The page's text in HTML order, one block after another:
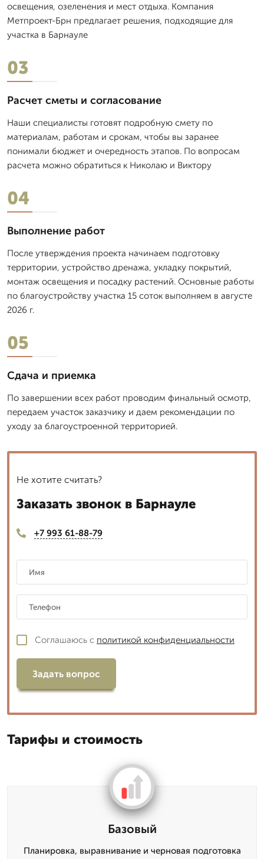
освещения, озеленения и мест отдыха. Компания
Метпроект-Брн предлагает решения, подходящие для
участка в Барнауле
03
Расчет сметы и согласование
Наши специалисты готовят подробную смету по
материалам, работам и срокам, чтобы вы заранее
понимали бюджет и очередность этапов. По вопросам
расчета можно обратиться к Николаю и Виктору
04
Выполнение работ
После утверждения проекта начинаем подготовку
территории, устройство дренажа, укладку покрытий,
монтаж освещения и посадку растений. Основные работы
по благоустройству участка 15 соток выполняем в августе
2026 г.
05
Сдача и приемка
По завершении всех работ проводим финальный осмотр,
передаем участок заказчику и даем рекомендации по
уходу за благоустроенной территорией.
Не хотите считать?
Заказать звонок в Барнауле
+7 993 61-88-79
Соглашаюсь с политикой конфиденциальности
Задать вопрос
Тарифы и стоимость
Базовый
Планировка, выравнивание и черновая подготовка